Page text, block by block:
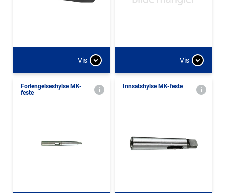
Vis Vis
Forlengelseshylse MK-
feste
Innsatshylse MK-feste